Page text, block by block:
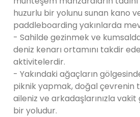
huzurlu bir yolunu sunan kano
paddleboarding yakınlarda
- Sahilde gezinmek ve
deniz kenarı ortamını takdir
aktivitelerdir.
- Yakındaki ağaçların
piknik yapmak, doğal çevrenin
aileniz ve arkadaşlarınızla
bir yoludur.